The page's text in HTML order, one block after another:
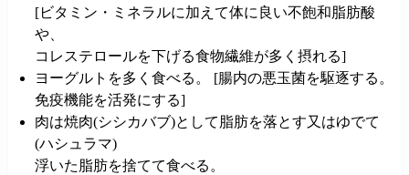
[ビタミン・ミネラルに加えて体に良い不飽和脂肪酸
や、
コレステロールを下げる食物繊維が多く摂れる]
ヨーグルトを多く食べる。 [腸内の悪玉菌を駆逐する。
免疫機能を活発にする]
肉は焼肉(シシカバブ)として脂肪を落とす又はゆでて
(ハシュラマ)
浮いた脂肪を捨てて食べる。